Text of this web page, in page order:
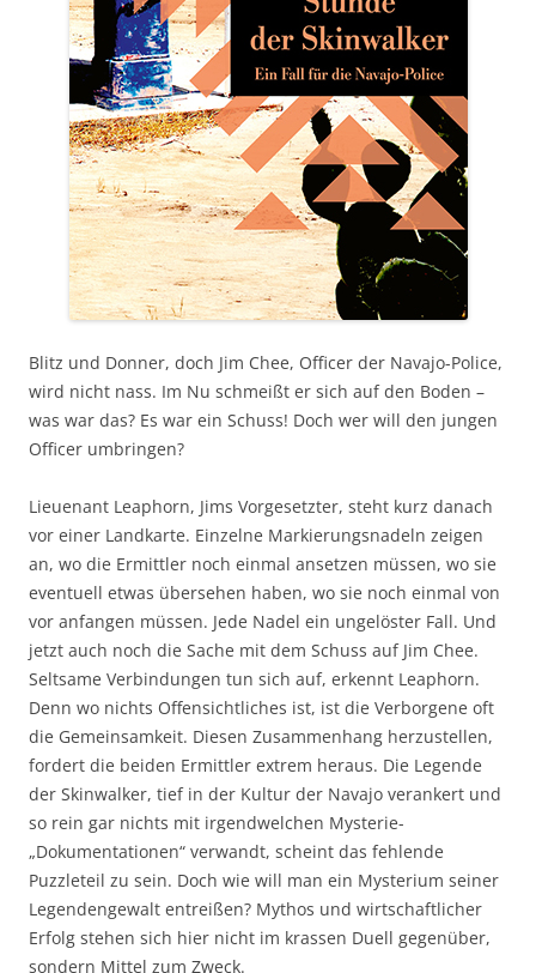
Blitz und Donner, doch Jim Chee, Officer der Navajo-Police,
wird nicht nass. Im Nu schmeißt er sich auf den Boden –
was war das? Es war ein Schuss! Doch wer will den jungen
Officer umbringen?
Lieuenant Leaphorn, Jims Vorgesetzter, steht kurz danach
vor einer Landkarte. Einzelne Markierungsnadeln zeigen
an, wo die Ermittler noch einmal ansetzen müssen, wo sie
eventuell etwas übersehen haben, wo sie noch einmal von
vor anfangen müssen. Jede Nadel ein ungelöster Fall. Und
jetzt auch noch die Sache mit dem Schuss auf Jim Chee.
Seltsame Verbindungen tun sich auf, erkennt Leaphorn.
Denn wo nichts Offensichtliches ist, ist die Verborgene oft
die Gemeinsamkeit. Diesen Zusammenhang herzustellen,
fordert die beiden Ermittler extrem heraus. Die Legende
der Skinwalker, tief in der Kultur der Navajo verankert und
so rein gar nichts mit irgendwelchen Mysterie-
„Dokumentationen“ verwandt, scheint das fehlende
Puzzleteil zu sein. Doch wie will man ein Mysterium seiner
Legendengewalt entreißen? Mythos und wirtschaftlicher
Erfolg stehen sich hier nicht im krassen Duell gegenüber,
sondern Mittel zum Zweck.